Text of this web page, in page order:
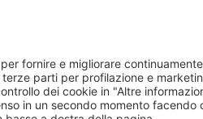
durante l’evento.